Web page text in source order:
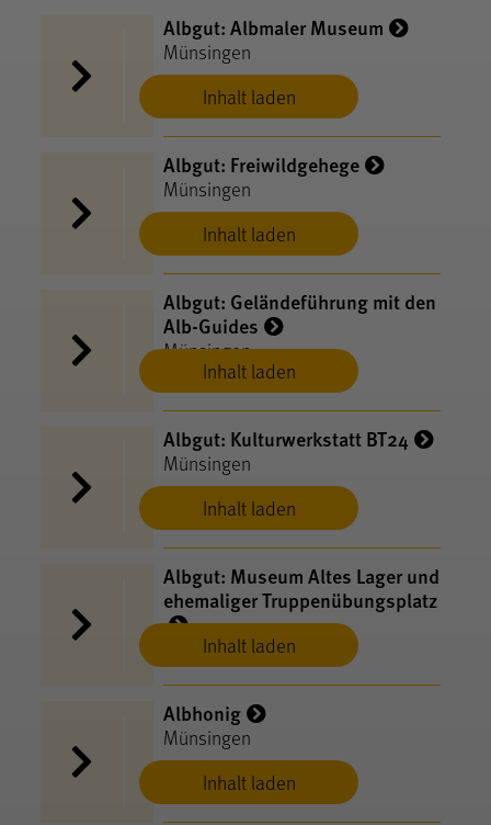
Inhalt laden
Albgut: Albmaler Museum
Münsingen
Inhalt laden
Albgut: Freiwildgehege
Münsingen
Inhalt laden
Albgut: Geländeführung mit den
Alb-Guides
Münsingen
Inhalt laden
Albgut: Kulturwerkstatt BT24
Münsingen
Inhalt laden
Albgut: Museum Altes Lager und
ehemaliger Truppenübungsplatz
Münsingen
Inhalt laden
Albhonig
Münsingen